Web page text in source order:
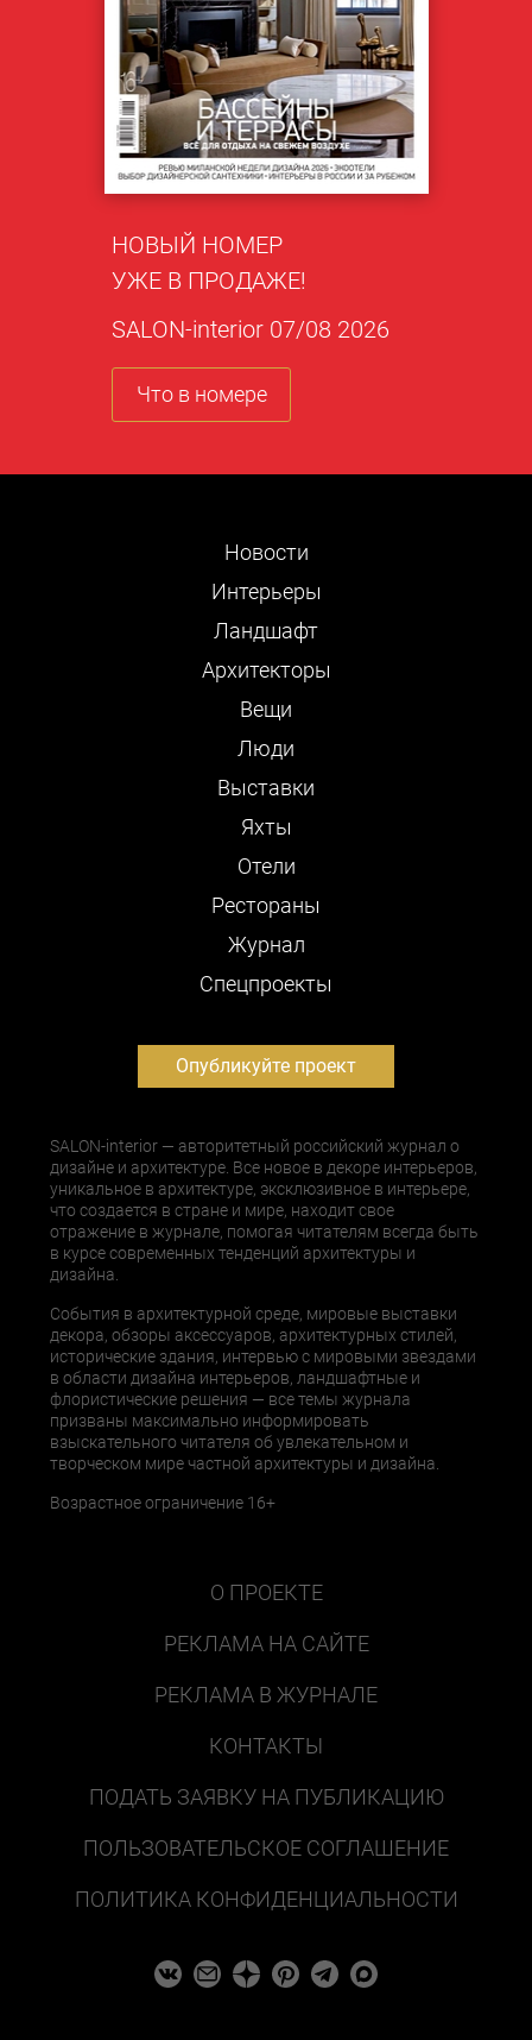
НОВЫЙ НОМЕР
УЖЕ В ПРОДАЖЕ!
SALON-interior 07/08 2026
Что в номере
Новости
Интерьеры
Ландшафт
Архитекторы
Вещи
Люди
Выставки
Яхты
Отели
Рестораны
Журнал
Cпецпроекты
Опубликуйте проект
SALON-interior — авторитетный российский журнал о
дизайне и архитектуре. Все новое в декоре интерьеров,
уникальное в архитектуре, эксклюзивное в интерьере,
что создается в стране и мире, находит свое
отражение в журнале, помогая читателям всегда быть
в курсе современных тенденций архитектуры и
дизайна.
События в архитектурной среде, мировые выставки
декора, обзоры аксессуаров, архитектурных стилей,
исторические здания, интервью с мировыми звездами
в области дизайна интерьеров, ландшафтные и
флористические решения — все темы журнала
призваны максимально информировать
взыскательного читателя об увлекательном и
творческом мире частной архитектуры и дизайна.
Возрастное ограничение 16+
О ПРОЕКТЕ
РЕКЛАМА НА САЙТЕ
РЕКЛАМА В ЖУРНАЛЕ
КОНТАКТЫ
ПОДАТЬ ЗАЯВКУ НА ПУБЛИКАЦИЮ
ПОЛЬЗОВАТЕЛЬСКОЕ СОГЛАШЕНИЕ
ПОЛИТИКА КОНФИДЕНЦИАЛЬНОСТИ